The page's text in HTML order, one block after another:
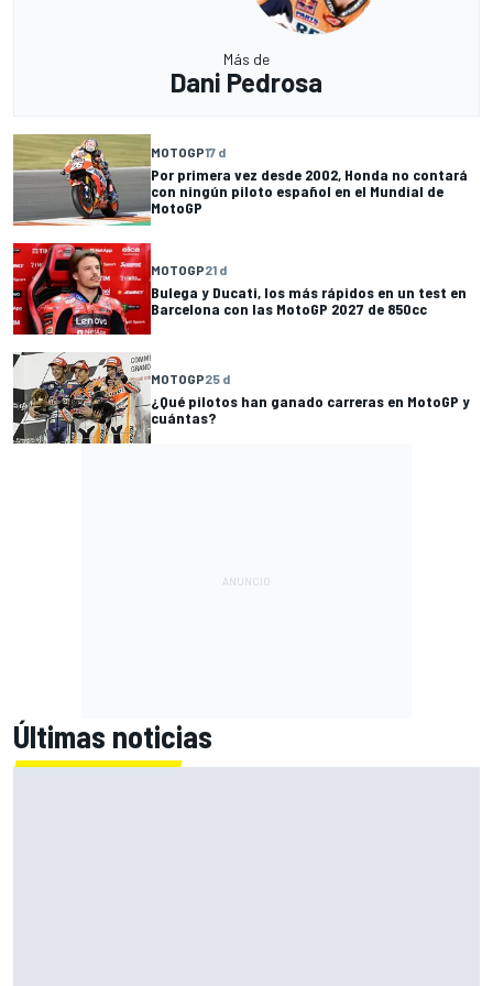
Más de
Dani Pedrosa
MOTOGP17 d
Por primera vez desde 2002, Honda no contará
con ningún piloto español en el Mundial de
MotoGP
MOTOGP21 d
Bulega y Ducati, los más rápidos en un test en
Barcelona con las MotoGP 2027 de 850cc
MOTOGP25 d
¿Qué pilotos han ganado carreras en MotoGP y
cuántas?
Últimas noticias